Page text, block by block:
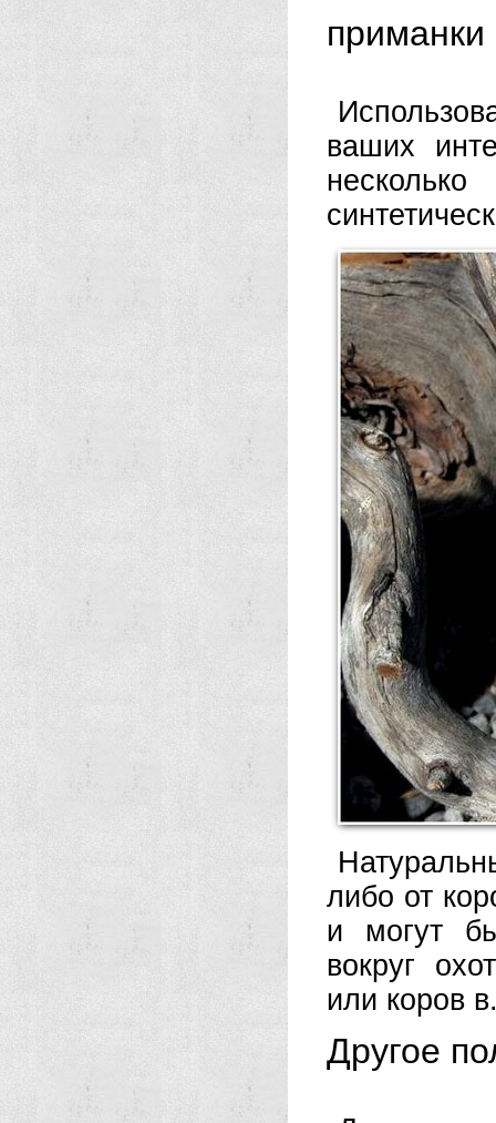
приманки
ваших
либо от
и могут
вокруг
или коров
Другое